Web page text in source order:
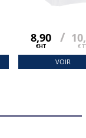
8,90
€HT
/
€
VOIR